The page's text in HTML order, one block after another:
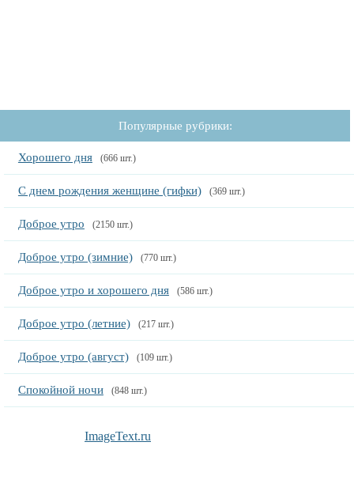
Популярные рубрики:
Хорошего дня (666 шт.)
С днем рождения женщине (гифки) (369 шт.)
Доброе утро (2150 шт.)
Доброе утро (зимние) (770 шт.)
Доброе утро и хорошего дня (586 шт.)
Доброе утро (летние) (217 шт.)
Доброе утро (август) (109 шт.)
Спокойной ночи (848 шт.)
ImageText.ru